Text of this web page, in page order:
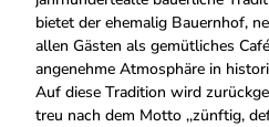
a
b
a
bietet der ehemalig Bauernhof,
allen Gästen als gemütliches
angenehme Atmosphäre in
Auf diese Tradition wird
treu nach dem Motto ,,zünftig,